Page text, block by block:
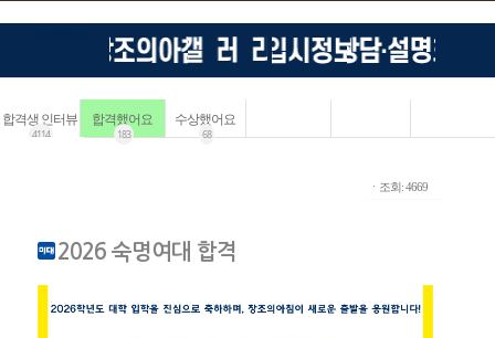
합격생 인터뷰
4114
합격했어요
183
수상했어요
68
ㆍ조회: 4669
2026 숙명여대 합격